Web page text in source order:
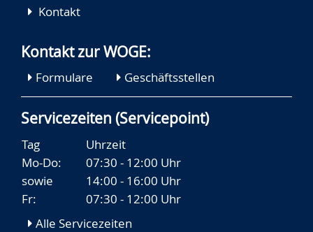
Kontakt
Kontakt zur WOGE:
Formulare Geschäftsstellen
Servicezeiten (Servicepoint)
Tag
Uhrzeit
Mo-Do:
07:30 - 12:00 Uhr
sowie
14:00 - 16:00 Uhr
Fr:
07:30 - 12:00 Uhr
Alle Servicezeiten